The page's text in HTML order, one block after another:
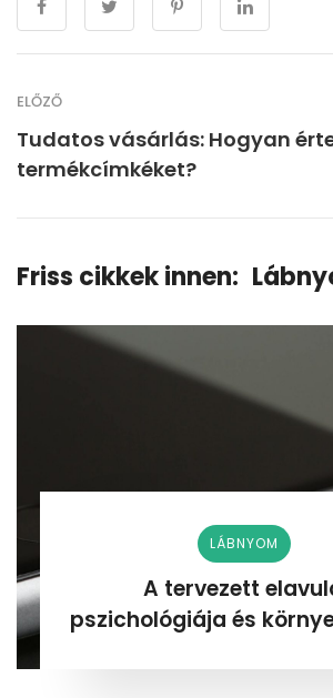
ELŐZŐ
Tudatos vásárlás: Hogyan
termékcímkéket?
Friss cikkek innen:
LÁBNYOM
A tervezett
pszichológiája és